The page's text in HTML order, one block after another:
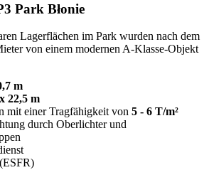
Park Błonie
Lagerflächen im Park wurden nach dem
von einem modernen A-Klasse-Objekt
m
22,5 m
mit einer Tragfähigkeit von 5 - 6 T/m²
durch Oberlichter und